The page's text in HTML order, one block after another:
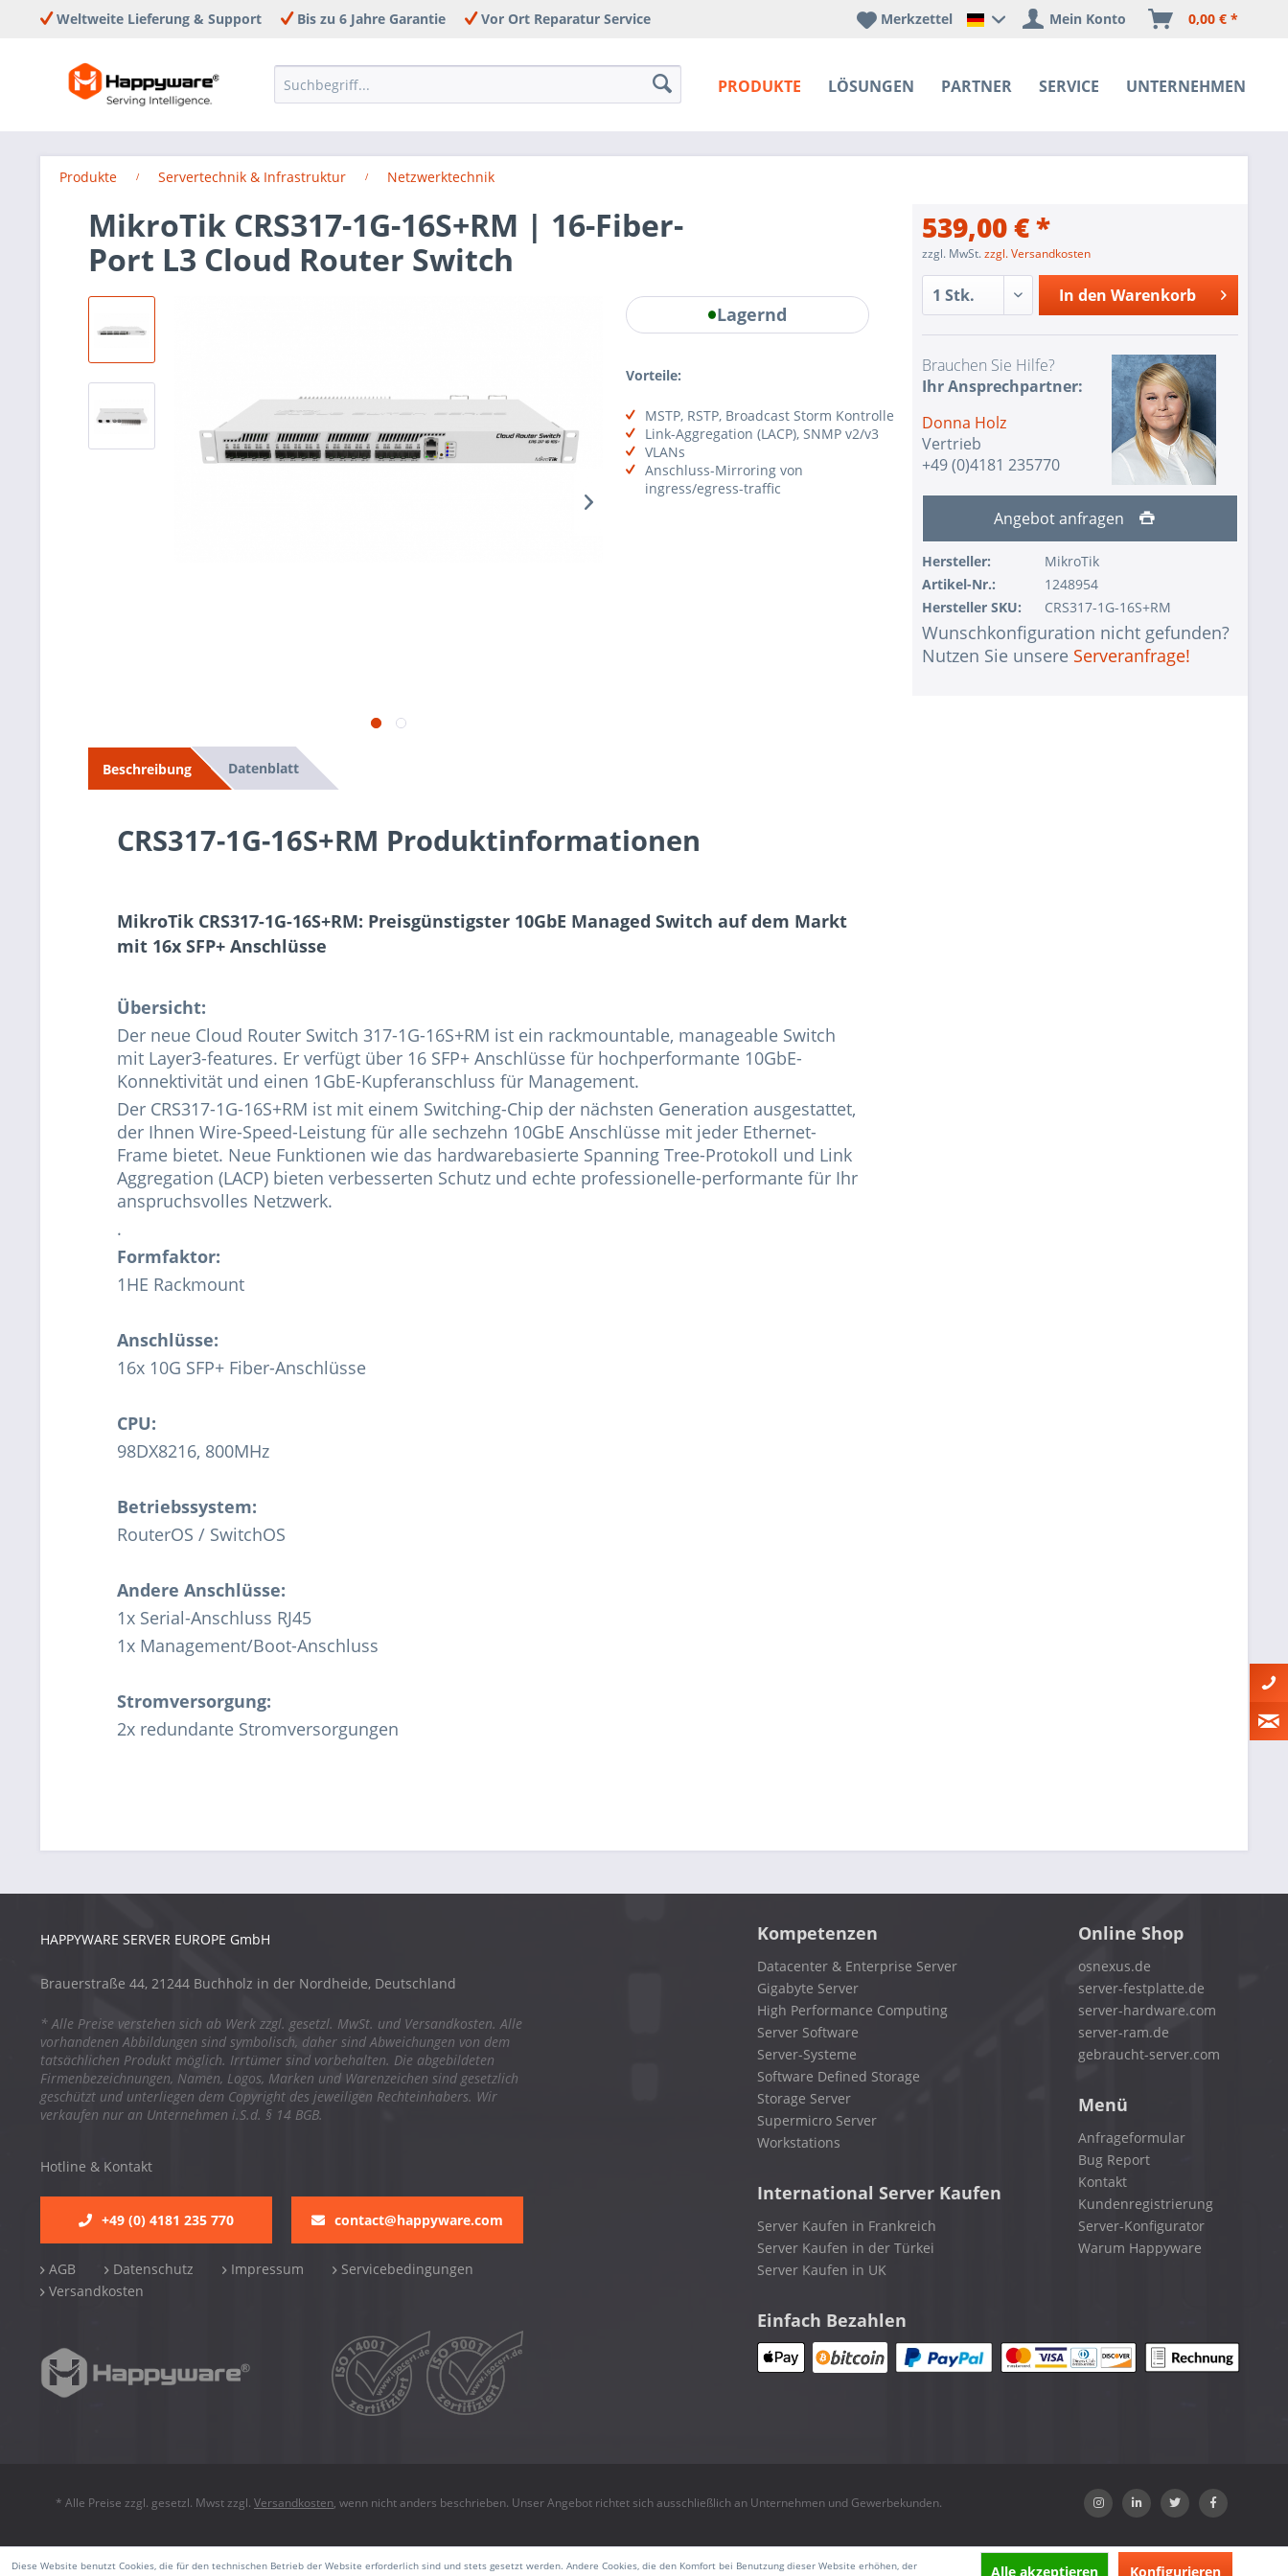
Weltweite Lieferung & Support Bis zu 6 Jahre Garantie Vor Ort Reparatur Service
PRODUKTE LÖSUNGEN PARTNER SERVICE UNTERNEHMEN
Happyware Deutschland
Merkzettel Mein Konto 0,00 € *
Produkte Servertechnik & Infrastruktur Netzwerktechnik
MikroTik CRS317-1G-16S+RM | 16-Fiber-
Port L3 Cloud Router Switch
Lagernd
Vorteile:
MSTP, RSTP, Broadcast Storm Kontrolle
Link-Aggregation (LACP), SNMP v2/v3
VLANs
Anschluss-Mirroring von
ingress/egress-traffic
539,00 € *
zzgl. MwSt.zzgl. Versandkosten
In den Warenkorb
Brauchen Sie Hilfe?
Ihr Ansprechpartner:
Donna Holz
Vertrieb
+49 (0)4181 235770
Angebot anfragen
Hersteller:
MikroTik
Artikel-Nr.:
1248954
Hersteller SKU:
CRS317-1G-16S+RM
Wunschkonfiguration nicht gefunden?
Nutzen Sie unsere Serveranfrage!
Beschreibung Datenblatt
CRS317-1G-16S+RM Produktinformationen
MikroTik CRS317-1G-16S+RM: Preisgünstigster 10GbE Managed Switch auf dem Markt
mit 16x SFP+ Anschlüsse
Übersicht:
Der neue Cloud Router Switch 317-1G-16S+RM ist ein rackmountable, manageable Switch
mit Layer3-features. Er verfügt über 16 SFP+ Anschlüsse für hochperformante 10GbE-
Konnektivität und einen 1GbE-Kupferanschluss für Management.
Der CRS317-1G-16S+RM ist mit einem Switching-Chip der nächsten Generation ausgestattet,
der Ihnen Wire-Speed-Leistung für alle sechzehn 10GbE Anschlüsse mit jeder Ethernet-
Frame bietet. Neue Funktionen wie das hardwarebasierte Spanning Tree-Protokoll und Link
Aggregation (LACP) bieten verbesserten Schutz und echte professionelle-performante für Ihr
anspruchsvolles Netzwerk.
.
Formfaktor:
1HE Rackmount
Anschlüsse:
16x 10G SFP+ Fiber-Anschlüsse
CPU:
98DX8216, 800MHz
Betriebssystem:
RouterOS / SwitchOS
Andere Anschlüsse:
1x Serial-Anschluss RJ45
1x Management/Boot-Anschluss
Stromversorgung:
2x redundante Stromversorgungen
HAPPYWARE SERVER EUROPE GmbH
Brauerstraße 44, 21244 Buchholz in der Nordheide, Deutschland
* Alle Preise verstehen sich ab Werk zzgl. gesetzl. MwSt. und Versandkosten. Alle
vorhandenen Abbildungen sind symbolisch, daher sind Abweichungen von dem
tatsächlichen Produkt möglich. Irrtümer sind vorbehalten. Die abgebildeten
Firmenbezeichnungen, Namen, Logos, Marken und Warenzeichen sind gesetzlich
geschützt und unterliegen dem Copyright des jeweiligen Rechteinhabers. Wir
verkaufen nur an Unternehmen i.S.d. § 14 BGB.
Hotline & Kontakt
+49 (0) 4181 235 770 contact@happyware.com
AGB Datenschutz Impressum
Servicebedingungen
Versandkosten
Kompetenzen
Datacenter & Enterprise Server
Gigabyte Server
High Performance Computing
Server Software
Server-Systeme
Software Defined Storage
Storage Server
Supermicro Server
Workstations
International Server Kaufen
Server Kaufen in Frankreich
Server Kaufen in der Türkei
Server Kaufen in UK
Online Shop
osnexus.de
server-festplatte.de
server-hardware.com
server-ram.de
gebraucht-server.com
Menü
Anfrageformular
Bug Report
Kontakt
Kundenregistrierung
Server-Konfigurator
Warum Happyware
Einfach Bezahlen
* Alle Preise zzgl. gesetzl. Mwst zzgl. Versandkosten, wenn nicht anders beschrieben. Unser Angebot richtet sich ausschließlich an Unternehmen und Gewerbekunden.
Diese Website benutzt Cookies, die für den technischen Betrieb der Website erforderlich sind und stets gesetzt werden. Andere Cookies, die den Komfort bei Benutzung dieser Website erhöhen, der
Alle akzeptieren Konfigurieren